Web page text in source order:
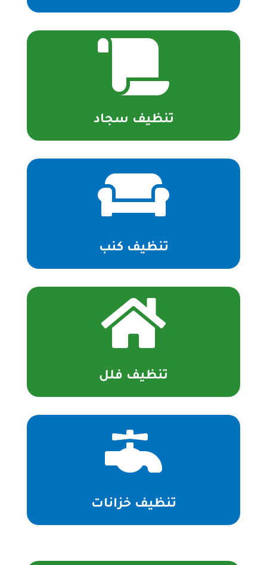

تنظيف سجاد

تنظيف كنب

تنظيف فلل

تنظيف خزانات